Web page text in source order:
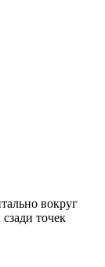
вокруг
точек